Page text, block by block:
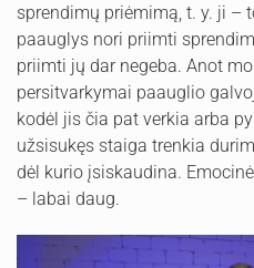
sprendimų priėmimą, t. y. ji –
paauglys nori priimti
priimti jų dar negeba. Anot
persitvarkymai paauglio
kodėl jis čia pat verkia arba
užsisukęs staiga trenkia
dėl kurio įsiskaudina.
– labai daug.